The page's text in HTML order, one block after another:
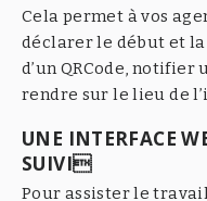
Cela permet à vos
déclarer le début et
d’un QRCode, notifier
rendre sur le lieu de
UNE INTERFACE
SUIVI
Pour assister le travail